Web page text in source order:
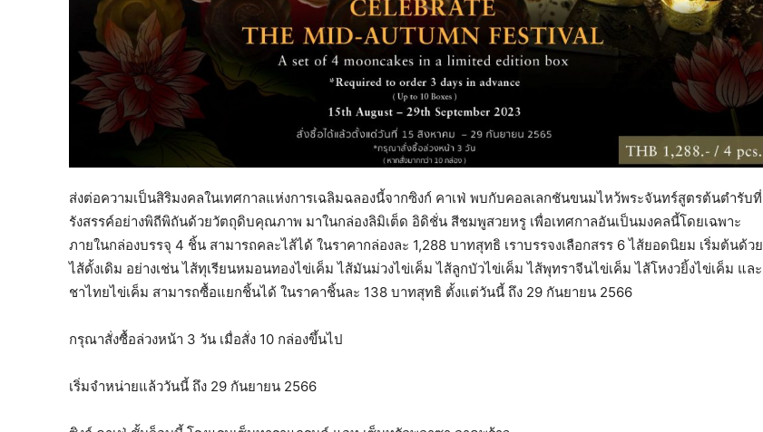
ส่งต่อความเป็นสิริมงคลในเทศกาลแห่งการเฉลิมฉลองนี้จากซิงก์ คาเฟ่ พบกับคอลเลกชันขนมไหว้พระจันทร์สูตรต้นตำรับที่
รังสรรค์อย่างพิถีพิถันด้วยวัตถุดิบคุณภาพ มาในกล่องลิมิเต็ด อิดิชั่น สีชมพูสวยหรู เพื่อเทศกาลอันเป็นมงคลนี้โดยเฉพาะ
ภายในกล่องบรรจุ 4 ชิ้น สามารถคละไส้ได้ ในราคากล่องละ 1,288 บาทสุทธิ เราบรรจงเลือกสรร 6 ไส้ยอดนิยม เริ่มต้นด้วย
ไส้ดั้งเดิม อย่างเช่น ไส้ทุเรียนหมอนทองไข่เค็ม ไส้มันม่วงไข่เค็ม ไส้ลูกบัวไข่เค็ม ไส้พุทราจีนไข่เค็ม ไส้โหงวยิ้งไข่เค็ม และ
ชาไทยไข่เค็ม สามารถซื้อแยกชิ้นได้ ในราคาชิ้นละ 138 บาทสุทธิ ตั้งแต่วันนี้ ถึง 29 กันยายน 2566
กรุณาสั่งซื้อล่วงหน้า 3 วัน เมื่อสั่ง 10 กล่องขึ้นไป
เริ่มจำหน่ายแล้ววันนี้ ถึง 29 กันยายน 2566